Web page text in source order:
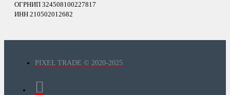
ОГРНИП 324508100227817
ИНН 210502012682
PIXEL TRADE © 2020-2025